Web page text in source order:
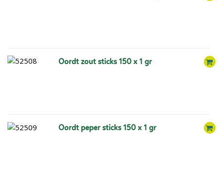
oordt zout sticks 150 x 1 gr
oordt peper sticks 150 x 1 gr